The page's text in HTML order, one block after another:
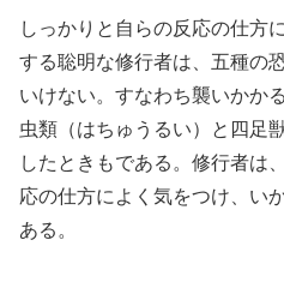
しっかりと自らの反応の仕方
する聡明な修行者は、五種の
いけない。すなわち襲いかか
虫類（はちゅうるい）と四足
したときもである。修行者は
応の仕方によく気をつけ、い
ある。